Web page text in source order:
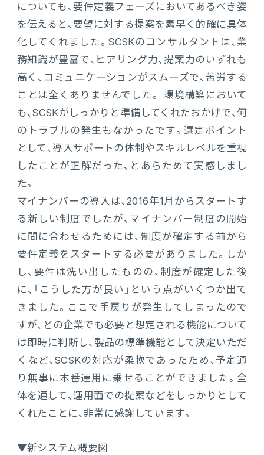
についても、要件定義フェーズにおいてあるべき姿
を伝えると、要望に対する提案を素早く的確に具体
化してくれました。SCSKのコンサルタントは、業
務知識が豊富で、ヒアリング力、提案力のいずれも
高く、コミュニケーションがスムーズで、苦労する
ことは全くありませんでした。 環境構築において
も、SCSKがしっかりと準備してくれたおかげで、何
のトラブルの発生もなかったです。選定ポイント
として、導入サポートの体制やスキルレベルを重視
したことが正解だった、とあらためて実感しまし
た。
マイナンバーの導入は、2016年1月からスタートす
る新しい制度でしたが、マイナンバー制度の開始
に間に合わせるためには、制度が確定する前から
要件定義をスタートする必要がありました。しか
し、要件は洗い出したものの、制度が確定した後
に、「こうした方が良い」という点がいくつか出て
きました。ここで手戻りが発生してしまったので
すが、どの企業でも必要と想定される機能について
は即時に判断し、製品の標準機能として決定いただ
くなど、SCSKの対応が柔軟であったため、予定通
り無事に本番運用に乗せることができました。全
体を通して、運用面での提案などをしっかりとして
くれたことに、非常に感謝しています。
▼新システム概要図